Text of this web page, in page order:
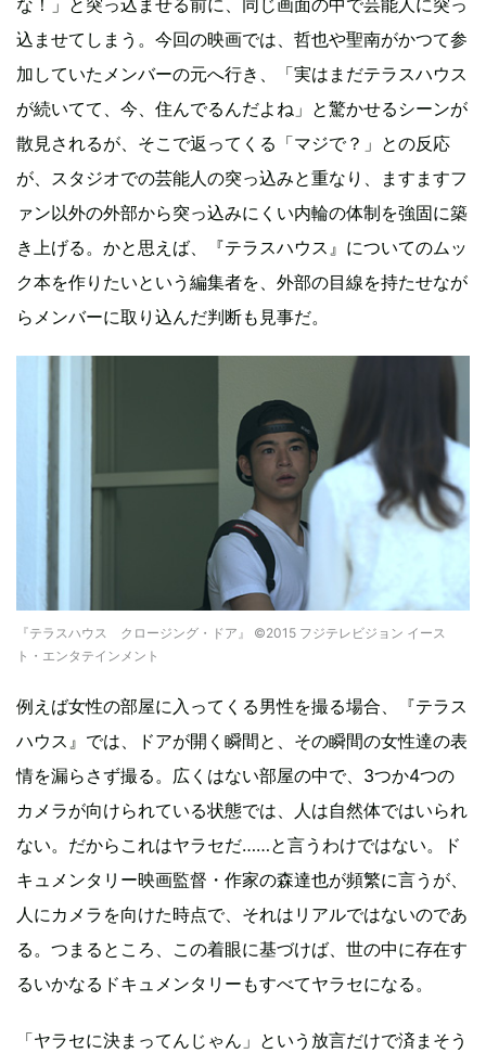
な！」と突っ込ませる前に、同じ画面の中で芸能人に突っ
込ませてしまう。今回の映画では、哲也や聖南がかつて参
加していたメンバーの元へ行き、「実はまだテラスハウス
が続いてて、今、住んでるんだよね」と驚かせるシーンが
散見されるが、そこで返ってくる「マジで？」との反応
が、スタジオでの芸能人の突っ込みと重なり、ますますフ
ァン以外の外部から突っ込みにくい内輪の体制を強固に築
き上げる。かと思えば、『テラスハウス』についてのムッ
ク本を作りたいという編集者を、外部の目線を持たせなが
らメンバーに取り込んだ判断も見事だ。
『テラスハウス クロージング・ドア』 ©2015 フジテレビジョン イース
ト・エンタテインメント
例えば女性の部屋に入ってくる男性を撮る場合、『テラス
ハウス』では、ドアが開く瞬間と、その瞬間の女性達の表
情を漏らさず撮る。広くはない部屋の中で、3つか4つの
カメラが向けられている状態では、人は自然体ではいられ
ない。だからこれはヤラセだ……と言うわけではない。ド
キュメンタリー映画監督・作家の森達也が頻繁に言うが、
人にカメラを向けた時点で、それはリアルではないのであ
る。つまるところ、この着眼に基づけば、世の中に存在す
るいかなるドキュメンタリーもすべてヤラセになる。
「ヤラセに決まってんじゃん」という放言だけで済まそう